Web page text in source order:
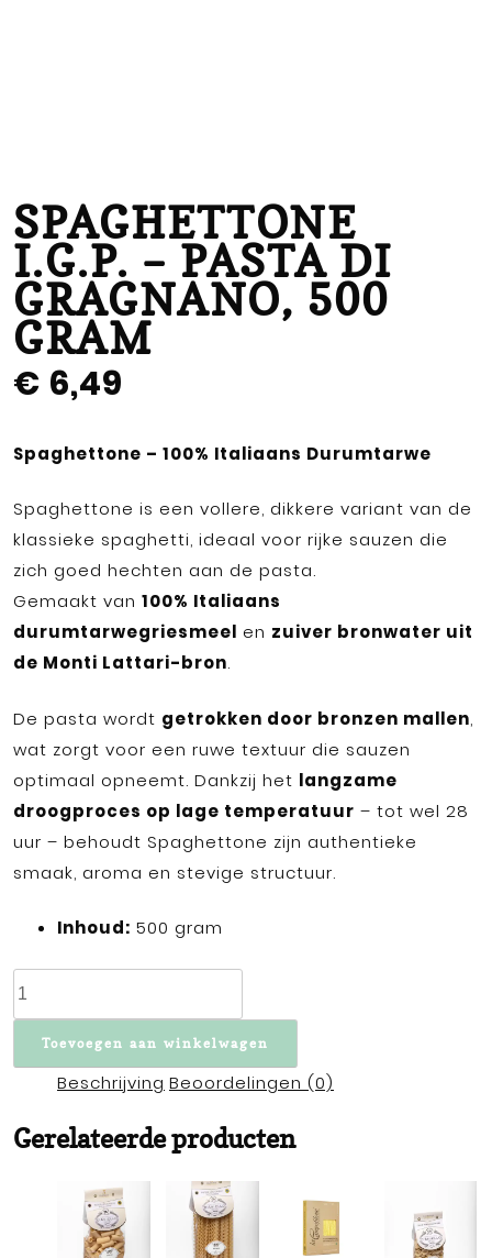
SPAGHETTONE
I.G.P. – PASTA DI
GRAGNANO, 500
GRAM
€ 6,49
Spaghettone – 100% Italiaans Durumtarwe
Spaghettone is een vollere, dikkere variant van de
klassieke spaghetti, ideaal voor rijke sauzen die
zich goed hechten aan de pasta.
Gemaakt van 100% Italiaans
durumtarwegriesmeel en zuiver bronwater uit
de Monti Lattari-bron.
De pasta wordt getrokken door bronzen mallen,
wat zorgt voor een ruwe textuur die sauzen
optimaal opneemt. Dankzij het langzame
droogproces op lage temperatuur – tot wel 28
uur – behoudt Spaghettone zijn authentieke
smaak, aroma en stevige structuur.
Inhoud: 500 gram
I.G.P.
500
Toevoegen aan winkelwagen
Beschrijving Beoordelingen (0)
Gerelateerde producten